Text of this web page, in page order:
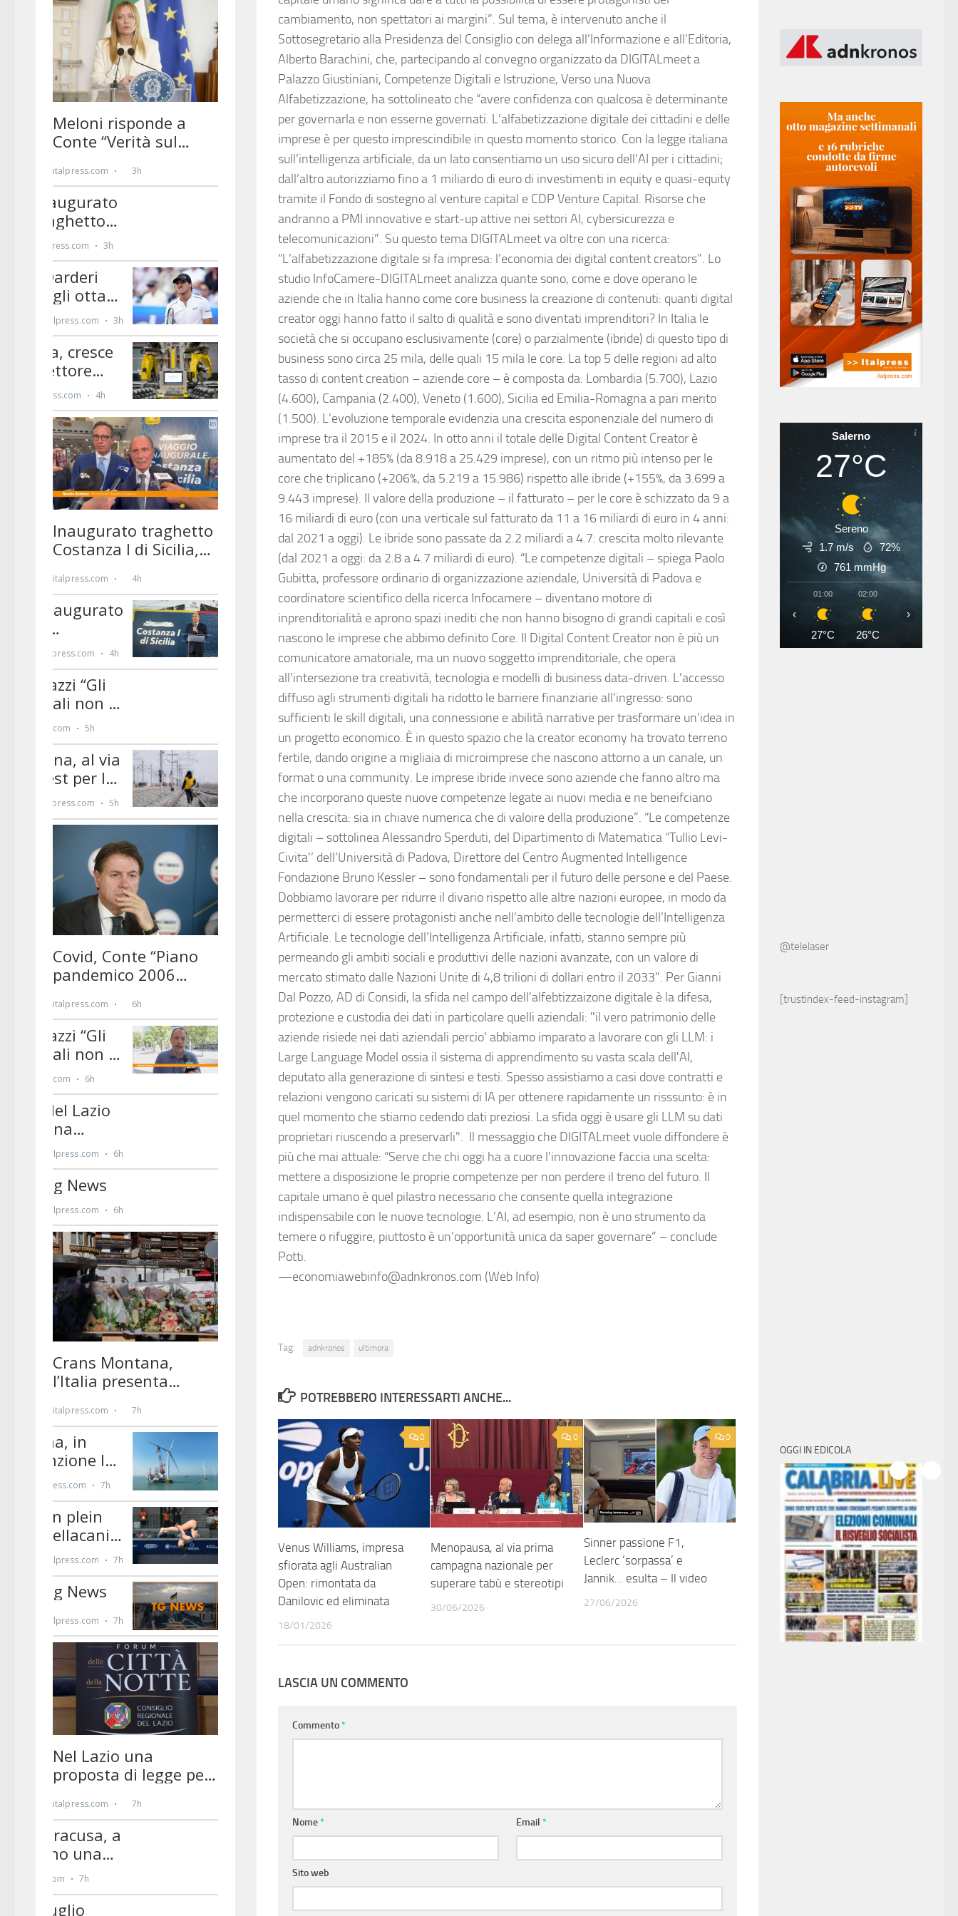
cambiamento, non spettatori ai margini”. Sul tema, è intervenuto anche il
Sottosegretario alla Presidenza del Consiglio con delega all’Informazione e all’Editoria,
Alberto Barachini, che, partecipando al convegno organizzato da DIGITALmeet a
Palazzo Giustiniani, Competenze Digitali e Istruzione, Verso una Nuova
Alfabetizzazione, ha sottolineato che “avere confidenza con qualcosa è determinante
per governarla e non esserne governati. L’alfabetizzazione digitale dei cittadini e delle
imprese è per questo imprescindibile in questo momento storico. Con la legge italiana
sull’intelligenza artificiale, da un lato consentiamo un uso sicuro dell’AI per i cittadini;
dall’altro autorizziamo fino a 1 miliardo di euro di investimenti in equity e quasi-equity
tramite il Fondo di sostegno al venture capital e CDP Venture Capital. Risorse che
andranno a PMI innovative e start-up attive nei settori AI, cybersicurezza e
telecomunicazioni”. Su questo tema DIGITALmeet va oltre con una ricerca:
“L’alfabetizzazione digitale si fa impresa: l’economia dei digital content creators”. Lo
studio InfoCamere-DIGITALmeet analizza quante sono, come e dove operano le
aziende che in Italia hanno come core business la creazione di contenuti: quanti digital
creator oggi hanno fatto il salto di qualità e sono diventati imprenditori? In Italia le
società che si occupano esclusivamente (core) o parzialmente (ibride) di questo tipo di
business sono circa 25 mila, delle quali 15 mila le core. La top 5 delle regioni ad alto
tasso di content creation – aziende core – è composta da: Lombardia (5.700), Lazio
(4.600), Campania (2.400), Veneto (1.600), Sicilia ed Emilia-Romagna a pari merito
(1.500). L’evoluzione temporale evidenzia una crescita esponenziale del numero di
imprese tra il 2015 e il 2024. In otto anni il totale delle Digital Content Creator è
aumentato del +185% (da 8.918 a 25.429 imprese), con un ritmo più intenso per le
core che triplicano (+206%, da 5.219 a 15.986) rispetto alle ibride (+155%, da 3.699 a
9.443 imprese). Il valore della produzione – il fatturato – per le core è schizzato da 9 a
16 miliardi di euro (con una verticale sul fatturato da 11 a 16 miliardi di euro in 4 anni:
dal 2021 a oggi). Le ibride sono passate da 2.2 miliardi a 4.7: crescita molto rilevante
(dal 2021 a oggi: da 2.8 a 4.7 miliardi di euro). “Le competenze digitali – spiega Paolo
Gubitta, professore ordinario di organizzazione aziendale, Università di Padova e
coordinatore scientifico della ricerca Infocamere – diventano motore di
inprenditorialità e aprono spazi inediti che non hanno bisogno di grandi capitali e così
nascono le imprese che abbimo definito Core. Il Digital Content Creator non è più un
comunicatore amatoriale, ma un nuovo soggetto imprenditoriale, che opera
all’intersezione tra creatività, tecnologia e modelli di business data-driven. L’accesso
diffuso agli strumenti digitali ha ridotto le barriere finanziarie all’ingresso: sono
sufficienti le skill digitali, una connessione e abilità narrative per trasformare un’idea in
un progetto economico. È in questo spazio che la creator economy ha trovato terreno
fertile, dando origine a migliaia di microimprese che nascono attorno a un canale, un
format o una community. Le imprese ibride invece sono aziende che fanno altro ma
che incorporano queste nuove competenze legate ai nuovi media e ne beneifciano
nella crescita: sia in chiave numerica che di valoire della produzione”. “Le competenze
digitali – sottolinea Alessandro Sperduti, del Dipartimento di Matematica “Tullio Levi-
Civita’’ dell’Università di Padova, Direttore del Centro Augmented Intelligence
Fondazione Bruno Kessler – sono fondamentali per il futuro delle persone e del Paese.
Dobbiamo lavorare per ridurre il divario rispetto alle altre nazioni europee, in modo da
permetterci di essere protagonisti anche nell’ambito delle tecnologie dell’Intelligenza
Artificiale. Le tecnologie dell’Intelligenza Artificiale, infatti, stanno sempre più
permeando gli ambiti sociali e produttivi delle nazioni avanzate, con un valore di
mercato stimato dalle Nazioni Unite di 4,8 trilioni di dollari entro il 2033”. Per Gianni
Dal Pozzo, AD di Considi, la sfida nel campo dell'alfebtizzaizone digitale è la difesa,
protezione e custodia dei dati in particolare quelli aziendali: "il vero patrimonio delle
aziende risiede nei dati aziendali percio' abbiamo imparato a lavorare con gli LLM: i
Large Language Model ossia il sistema di apprendimento su vasta scala dell'AI,
deputato alla generazione di sintesi e testi. Spesso assistiamo a casi dove contratti e
relazioni vengono caricati su sistemi di IA per ottenere rapidamente un risssunto: è in
quel momento che stiamo cedendo dati preziosi. La sfida oggi è usare gli LLM su dati
proprietari riuscendo a preservarli". Il messaggio che DIGITALmeet vuole diffondere è
più che mai attuale: “Serve che chi oggi ha a cuore l’innovazione faccia una scelta:
mettere a disposizione le proprie competenze per non perdere il treno del futuro. Il
capitale umano è quel pilastro necessario che consente quella integrazione
indispensabile con le nuove tecnologie. L’AI, ad esempio, non è uno strumento da
temere o rifuggire, piuttosto è un’opportunità unica da saper governare” – conclude
Potti.
—economiawebinfo@adnkronos.com (Web Info)
Tag: adnkronos ultimora
POTREBBERO INTERESSARTI ANCHE...
0
Venus Williams, impresa
sfiorata agli Australian
Open: rimontata da
Danilovic ed eliminata
18/01/2026
0
Menopausa, al via prima
campagna nazionale per
superare tabù e stereotipi
30/06/2026
0
Sinner passione F1,
Leclerc ‘sorpassa’ e
Jannik… esulta – Il video
27/06/2026
LASCIA UN COMMENTO
Commento*
Nome* Email*
Sito web
Salerno
27°C
Sereno
1.7 m/s
72%
761 mmHg
01:00
27°C
02:00
26°C
‹ ›
@telelaser
[trustindex-feed-instagram]
OGGI IN EDICOLA